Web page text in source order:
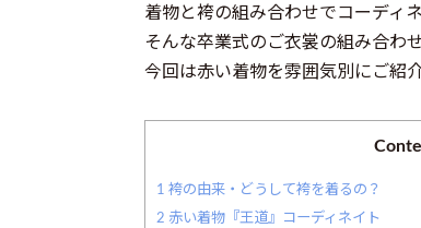
着物と袴の組み合わせでコーディ
そんな卒業式のご衣裳の組み合わ
今回は赤い着物を雰囲気別にご紹
1 袴の由来・どうして袴を着るの？
2 赤い着物『王道』コーディネイト